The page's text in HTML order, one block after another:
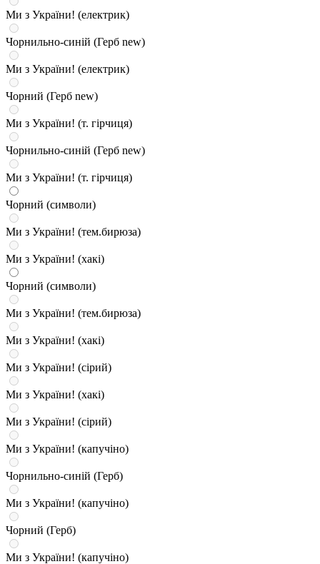
Ми з України! (електрик)
Чорнильно-синій (Герб new)
Ми з України! (електрик)
Чорний (Герб new)
Ми з України! (т. гірчиця)
Чорнильно-синій (Герб new)
Ми з України! (т. гірчиця)
Чорний (символи)
Ми з України! (тем.бирюза)
Ми з України! (хакі)
Чорний (символи)
Ми з України! (тем.бирюза)
Ми з України! (хакі)
Ми з України! (сірий)
Ми з України! (хакі)
Ми з України! (сірий)
Ми з України! (капучіно)
Чорнильно-синій (Герб)
Ми з України! (капучіно)
Чорний (Герб)
Ми з України! (капучіно)